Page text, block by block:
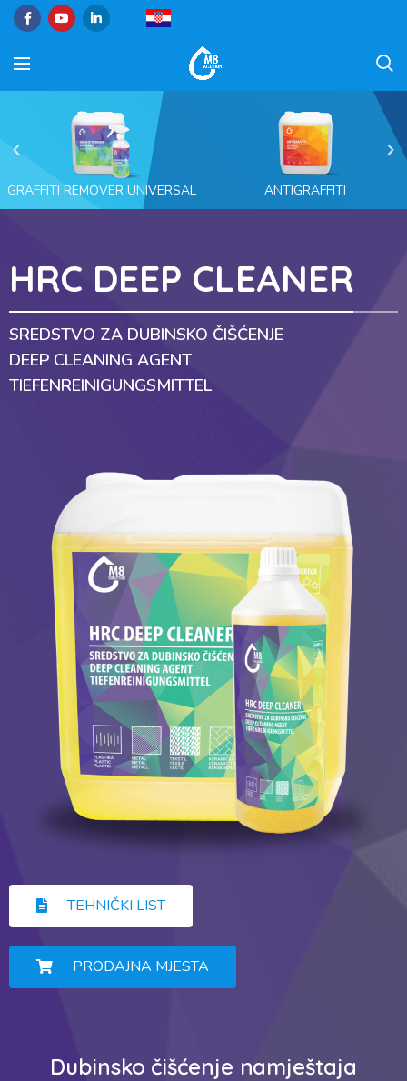
GRAFFITI REMOVER UNIVERSAL ANTIGRAFFITI
HRC DEEP CLEANER
SREDSTVO ZA DUBINSKO ČIŠĆENJE
DEEP CLEANING AGENT
TIEFENREINIGUNGSMITTEL
TEHNIČKI LIST
PRODAJNA MJESTA
Dubinsko čišćenje namještaja